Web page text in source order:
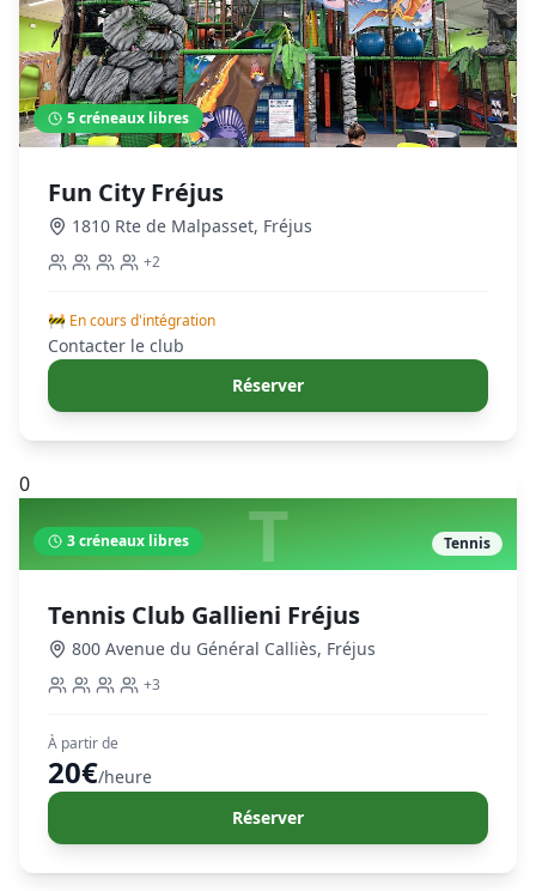
5créneaux libres
Fun City Fréjus
1810 Rte de Malpasset, Fréjus
+2
🚧 En cours d'intégration
Contacter le club
Réserver
0
T
3créneaux libres Tennis
Tennis Club Gallieni Fréjus
800 Avenue du Général Calliès, Fréjus
+3
À partir de
20€/heure
Réserver